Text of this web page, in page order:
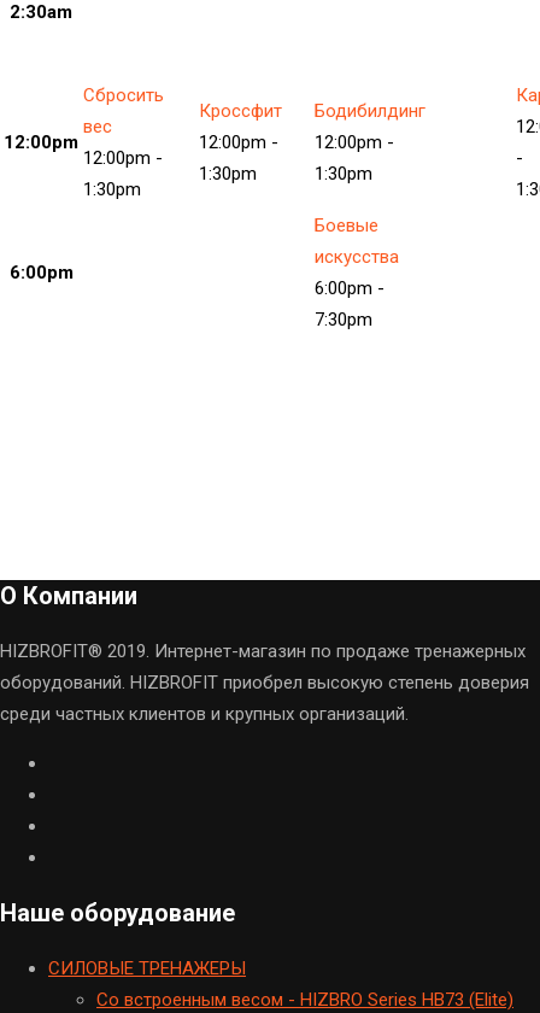
2:30am
12:00pm
Сбросить
вес
12:00pm -
1:30pm
Кроссфит
12:00pm -
1:30pm
Бодибилдинг
12:00pm -
1:30pm
-
6:00pm
Боевые
искусства
6:00pm -
7:30pm
О Компании
HIZBROFIT® 2019. Интернет-магазин по продаже тренажерных
оборудований. HIZBROFIT приобрел высокую степень доверия
среди частных клиентов и крупных организаций.
Наше оборудование
CИЛОВЫЕ ТРЕНАЖЕРЫ
Cо встроенным весом - HIZBRO Series HB73 (Elite)